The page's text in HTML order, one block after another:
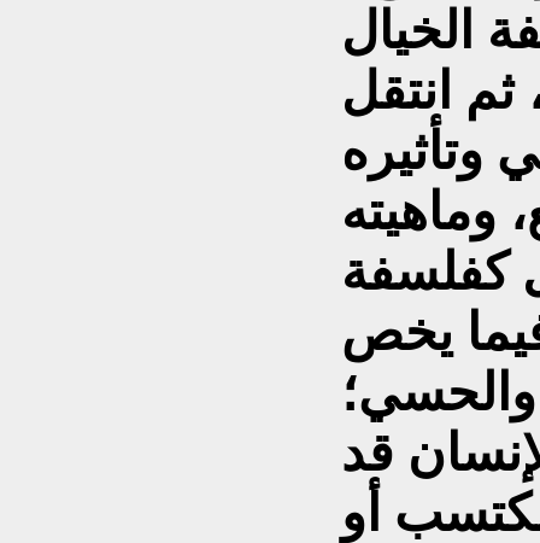
الخيال
ثم انتقل
وتأثيره
وماهيته
كفلسفة
يخص
والحسي؛
قد
أو